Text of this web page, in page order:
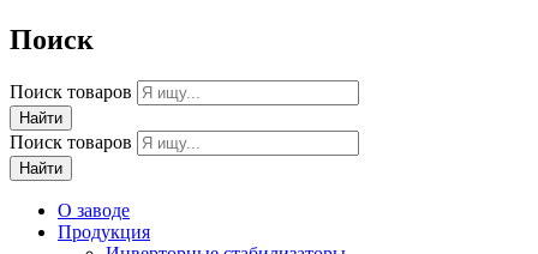
Поиск
Поиск товаров
Найти
Поиск товаров
Найти
О заводе
Продукция